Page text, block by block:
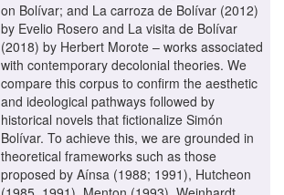
on Bolívar; and La carroza de Bolívar (2012)
by Evelio Rosero and La visita de Bolívar
(2018) by Herbert Morote – works associated
with contemporary decolonial theories. We
compare this corpus to confirm the aesthetic
and ideological pathways followed by
historical novels that fictionalize Simón
Bolívar. To achieve this, we are grounded in
theoretical frameworks such as those
proposed by Aínsa (1988; 1991), Hutcheon